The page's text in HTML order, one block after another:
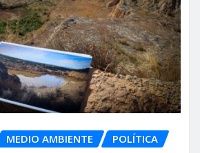
MEDIO AMBIENTE POLÍTICA